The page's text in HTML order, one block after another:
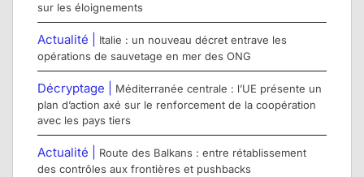
sur les éloignements
Actualité |
Italie : un nouveau décret entrave les
opérations de sauvetage en mer des ONG
Décryptage |
Méditerranée centrale : l’UE présente un
plan d’action axé sur le renforcement de la coopération
avec les pays tiers
Actualité |
Route des Balkans : entre rétablissement
des contrôles aux frontières et pushbacks